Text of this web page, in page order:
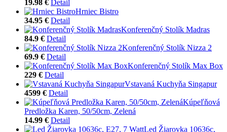
19.98 € Detail
Hrniec Bistro
34.95 € Detail
Konferenčný Stolík Madras
84.9 € Detail
Konferenčný Stolík Nizza 2
69.9 € Detail
Konferenčný Stolík Max Box
229 € Detail
Vstavaná Kuchyňa Singapur
4599 € Detail
Kúpeľňová
Predložka Karen, 50/50cm, Zelená
14.99 € Detail
Led Žiarovka 10636c,